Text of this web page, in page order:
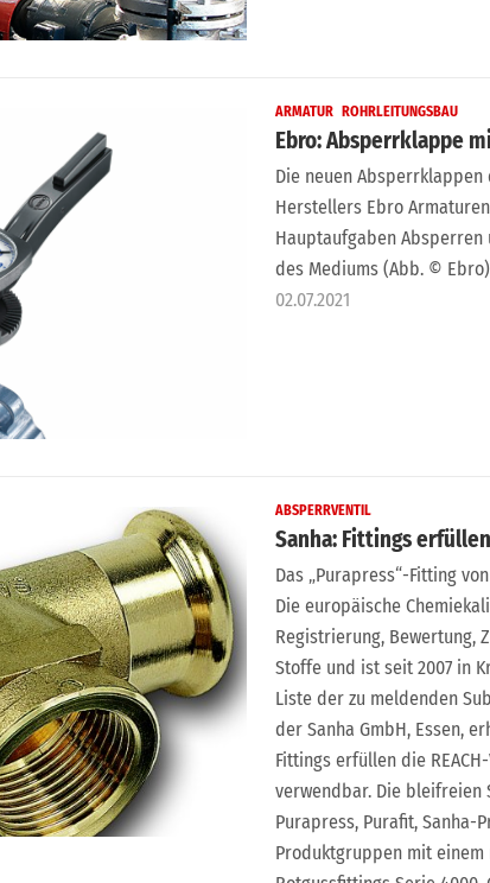
ARMATUR ROHRLEITUNGSBAU
Ebro: Absperrklappe
Die neuen Absperrklappen
Herstellers Ebro
Hauptaufgaben Absperren
des Mediums (Abb. ©
02.07.2021
ABSPERRVENTIL
Sanha: Fittings
Das „Purapress“-Fitting
Die europäische
Registrierung, Bewertung,
Stoffe und ist seit 2007 in
Liste der zu meldenden
der Sanha GmbH, Essen,
Fittings erfüllen die
verwendbar. Die bleifreien
Purapress, Purafit, Sanha-
Produktgruppen mit